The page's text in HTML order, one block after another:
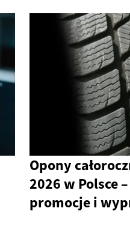
Opony
2026 w Polsce
promocje i